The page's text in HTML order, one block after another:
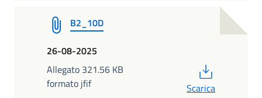
B2_10D
26-08-2025
Allegato 321.56 KB
formato jfif
Scarica